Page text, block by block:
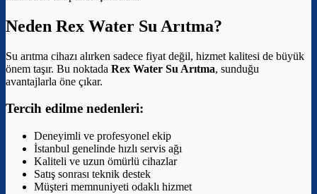
Neden Rex Water Su Arıtma?
Su arıtma cihazı alırken sadece fiyat değil, hizmet kalitesi de büyük
önem taşır. Bu noktada Rex Water Su Arıtma, sunduğu
avantajlarla öne çıkar.
Tercih edilme nedenleri:
Deneyimli ve profesyonel ekip
İstanbul genelinde hızlı servis ağı
Kaliteli ve uzun ömürlü cihazlar
Satış sonrası teknik destek
Müşteri memnuniyeti odaklı hizmet